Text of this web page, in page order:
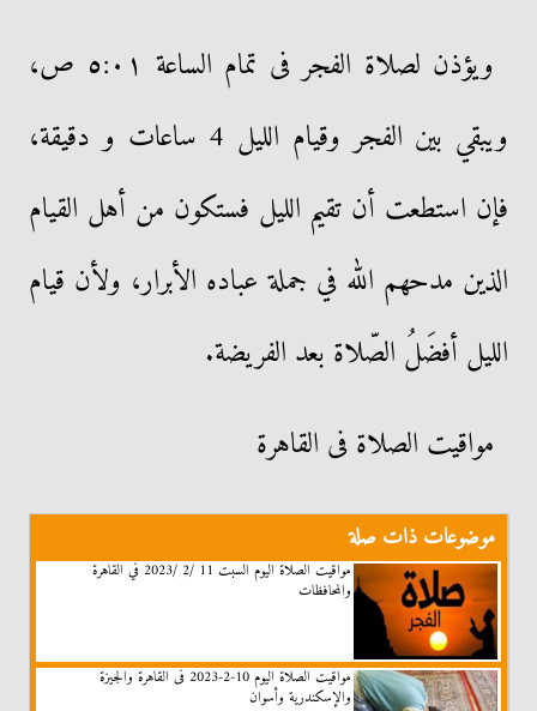
ويؤذن لصلاة الفجر فى تمام الساعة ٥:٠١ ص،
ويبقي بين الفجر وقيام الليل 4 ساعات و دقيقة،
فإن استطعت أن تقيم الليل فستكون من أهل القيام
الذين مدحهم الله في جملة عباده الأبرار، ولأن قيام
الليل أفضَلُ الصّلاة بعد الفريضة.
مواقيت الصلاة فى القاهرة
موضوعات ذات صلة
مواقيت الصلاة اليوم السبت 11 /2 /2023 في القاهرة
والمحافظات
مواقيت الصلاة اليوم 10-2-2023 فى القاهرة والجيزة
والإسكندرية وأسوان